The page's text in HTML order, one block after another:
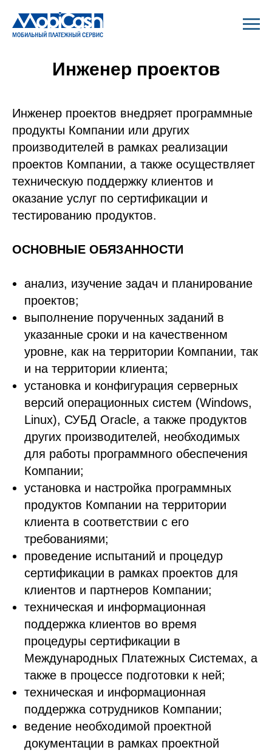
Инженер проектов
Инженер проектов внедряет программные
продукты Компании или других
производителей в рамках реализации
проектов Компании, а также осуществляет
техническую поддержку клиентов и
оказание услуг по сертификации и
тестированию продуктов.
ОСНОВНЫЕ ОБЯЗАННОСТИ
анализ, изучение задач и планирование
проектов;
выполнение порученных заданий в
указанные сроки и на качественном
уровне, как на территории Компании, так
и на территории клиента;
установка и конфигурация серверных
версий операционных систем (Windows,
Linux), СУБД Oracle, а также продуктов
других производителей, необходимых
для работы программного обеспечения
Компании;
установка и настройка программных
продуктов Компании на территории
клиента в соответствии с его
требованиями;
проведение испытаний и процедур
сертификации в рамках проектов для
клиентов и партнеров Компании;
техническая и информационная
поддержка клиентов во время
процедуры сертификации в
Международных Платежных Системах, а
также в процессе подготовки к ней;
техническая и информационная
поддержка сотрудников Компании;
ведение необходимой проектной
документации в рамках проектной